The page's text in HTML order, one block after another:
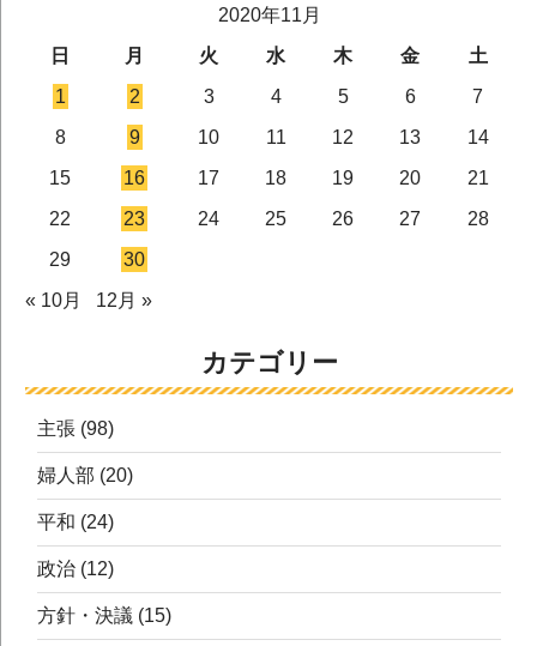
2020年11月
日
月 火 水 木 金
土
1
2 3 4 5 6
7
8
9 10 11 12 13
14
15
16 17 18 19 20
21
22
23 24 25 26 27
28
29
30
« 10月
12月 »
カテゴリー
主張 (98)
婦人部 (20)
平和 (24)
政治 (12)
方針・決議 (15)